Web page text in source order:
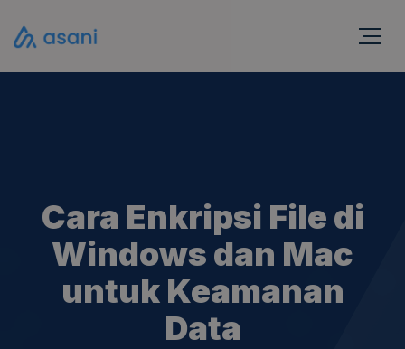
Cara Enkripsi File di
Windows dan Mac
untuk Keamanan
Data